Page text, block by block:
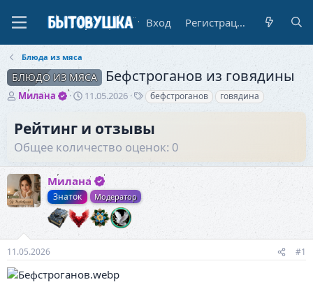
Вход Регистрация
Блюда из мяса
БЛЮДО ИЗ МЯСА Бефстроганов из говядины
А
о
р
е
м
ы
Милана
Д
а
н
ч
а
л
а
11.05.2026
Т
и
бефстроганов говядина
Рейтинг и отзывы
Общее количество оценок: 0
Милана
Знаток Модератор
11.05.2026 #1